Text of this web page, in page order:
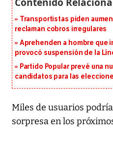
Transportistas piden
reclaman cobros irregulares
Aprehenden a hombre que
provocó suspensión de la
Partido Popular prevé una
candidatos para las
Miles de usuarios
sorpresa en los